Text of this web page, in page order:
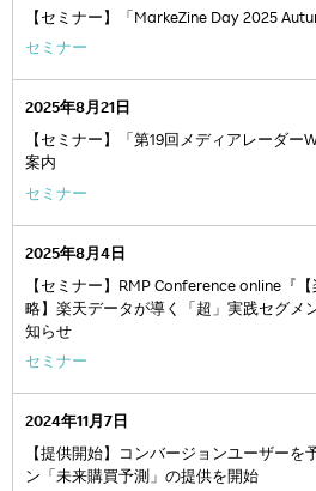
【セミナー】「MarkeZine Day 2025
セミナー
2025年8月21日
【セミナー】「第19回メディアレーダー
案内
セミナー
2025年8月4日
【セミナー】RMP Conference online『
略】楽天データが導く「超」実践セグメ
知らせ
セミナー
2024年11月7日
【提供開始】コンバージョンユーザーを
ン「未来購買予測」の提供を開始